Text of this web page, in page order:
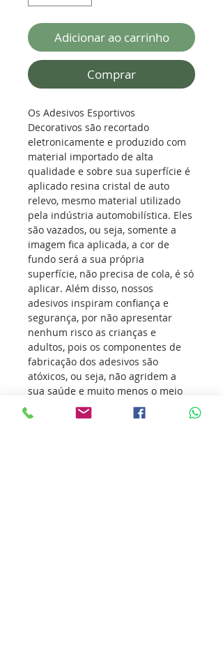
Adicionar ao carrinho
Comprar
Os Adesivos Esportivos
Decorativos são recortado
eletronicamente e produzido com
material importado de alta
qualidade e sobre sua superfície é
aplicado resina cristal de auto
relevo, mesmo material utilizado
pela indústria automobilística. Eles
são vazados, ou seja, somente a
imagem fica aplicada, a cor de
fundo será a sua própria
superfície, não precisa de cola, é só
aplicar. Além disso, nossos
adesivos inspiram confiança e
segurança, por não apresentar
nenhum risco as crianças e
adultos, pois os componentes de
fabricação dos adesivos são
atóxicos, ou seja, não agridem a
sua saúde e muito menos o meio